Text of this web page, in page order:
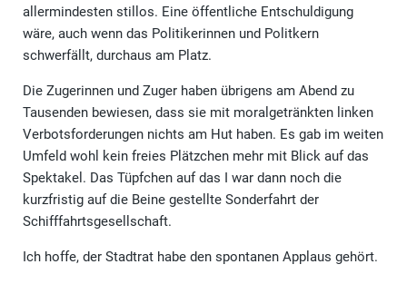
allermindesten stillos. Eine öffentliche Entschuldigung
wäre, auch wenn das Politikerinnen und Politkern
schwerfällt, durchaus am Platz.
Die Zugerinnen und Zuger haben übrigens am Abend zu
Tausenden bewiesen, dass sie mit moralgetränkten linken
Verbotsforderungen nichts am Hut haben. Es gab im weiten
Umfeld wohl kein freies Plätzchen mehr mit Blick auf das
Spektakel. Das Tüpfchen auf das I war dann noch die
kurzfristig auf die Beine gestellte Sonderfahrt der
Schifffahrtsgesellschaft.
Ich hoffe, der Stadtrat habe den spontanen Applaus gehört.